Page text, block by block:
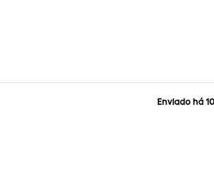
Enviado há